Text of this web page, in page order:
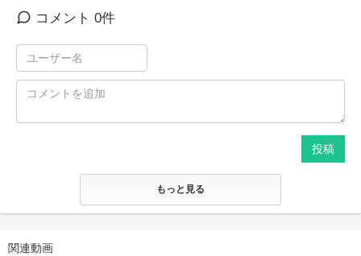
コメント 0件
投稿
もっと見る
関連動画